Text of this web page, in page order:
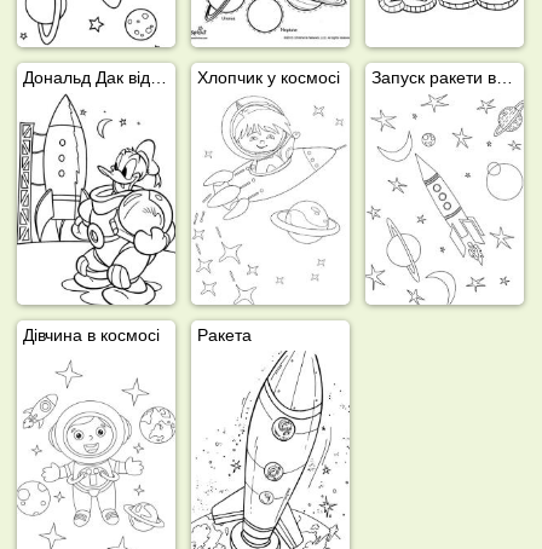
Хлопчик у космосі
Дівчина в космосі Ракета